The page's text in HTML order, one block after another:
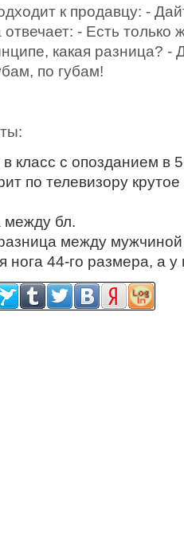
к продавцу: -
- Есть только
какая разница? -
по губам!
класс с опозданием в
по телевизору крутое
между бл.
между
нога 44-го размера, а